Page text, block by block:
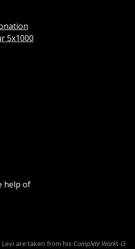
5x1000
help of
are taken from his Complete Works (3